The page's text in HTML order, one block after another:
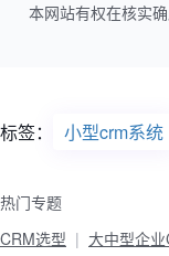
本网站有权在核实
标签： 小型crm系统
热门专题
CRM选型
大中型企